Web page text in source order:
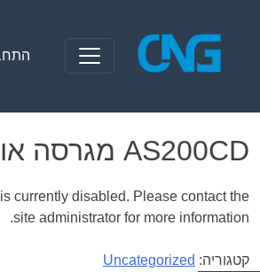
content
AS200CD מגרסה אוטומטית
currently disabled. Please contact the
site administrator for more information.
קטגוריה: Uncategorized